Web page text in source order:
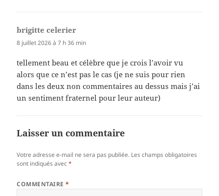
brigitte celerier
8 juillet 2026 à 7 h 36 min
tellement beau et célèbre que je crois l’avoir vu
alors que ce n’est pas le cas (je ne suis pour rien
dans les deux non commentaires au dessus mais j’ai
un sentiment fraternel pour leur auteur)
Laisser un commentaire
Votre adresse e-mail ne sera pas publiée. Les champs obligatoires
sont indiqués avec*
COMMENTAIRE*